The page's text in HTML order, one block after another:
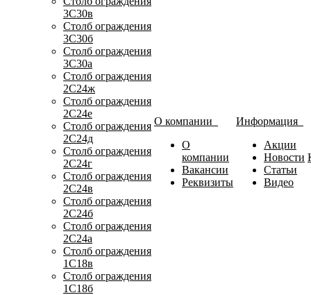
3С30в
Столб ограждения
3С30б
Столб ограждения
3С30а
Столб ограждения
2С24ж
Столб ограждения
2С24е
Столб ограждения
2С24д
Столб ограждения
2С24г
Столб ограждения
2С24в
Столб ограждения
2С24б
Столб ограждения
2С24а
Столб ограждения
1С18в
Столб ограждения
1С18б
О компании
О
компании
Вакансии
Реквизиты
Информация
Акции
Новости
Статьи
Видео